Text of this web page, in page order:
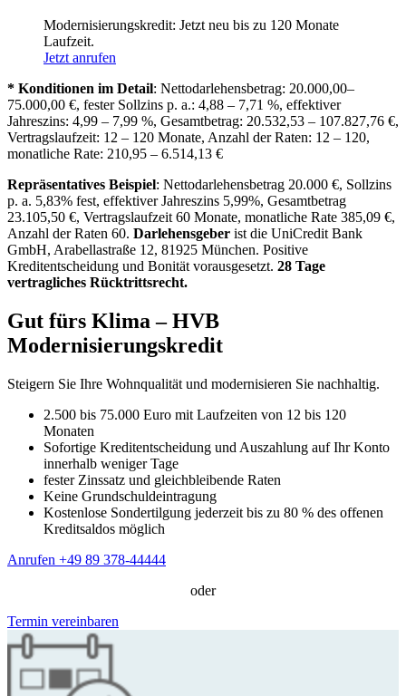
Modernisierungskredit: Jetzt neu bis zu 120 Monate
Laufzeit.
Jetzt anrufen
* Konditionen im Detail: Nettodarlehensbetrag: 20.000,00–
75.000,00 €, fester Sollzins p. a.: 4,88 – 7,71 %, effektiver
Jahreszins: 4,99 – 7,99 %, Gesamtbetrag: 20.532,53 – 107.827,76 €,
Vertragslaufzeit: 12 – 120 Monate, Anzahl der Raten: 12 – 120,
monatliche Rate: 210,95 – 6.514,13 €
Repräsentatives Beispiel: Nettodarlehensbetrag 20.000 €, Sollzins
p. a. 5,83% fest, effektiver Jahreszins 5,99%, Gesamtbetrag
23.105,50 €, Vertragslaufzeit 60 Monate, monatliche Rate 385,09 €,
Anzahl der Raten 60. Darlehensgeber ist die UniCredit Bank
GmbH, Arabellastraße 12, 81925 München. Positive
Kreditentscheidung und Bonität vorausgesetzt. 28 Tage
vertragliches Rücktrittsrecht.
Gut fürs Klima – HVB
Modernisierungskredit
Steigern Sie Ihre Wohnqualität und modernisieren Sie nachhaltig.
2.500 bis 75.000 Euro mit Laufzeiten von 12 bis 120
Monaten
Sofortige Kreditentscheidung und Auszahlung auf Ihr Konto
innerhalb weniger Tage
fester Zinssatz und gleichbleibende Raten
Keine Grundschuldeintragung
Kostenlose Sondertilgung jederzeit bis zu 80 % des offenen
Kreditsaldos möglich
Anrufen +49 89 378-44444
oder
Termin vereinbaren